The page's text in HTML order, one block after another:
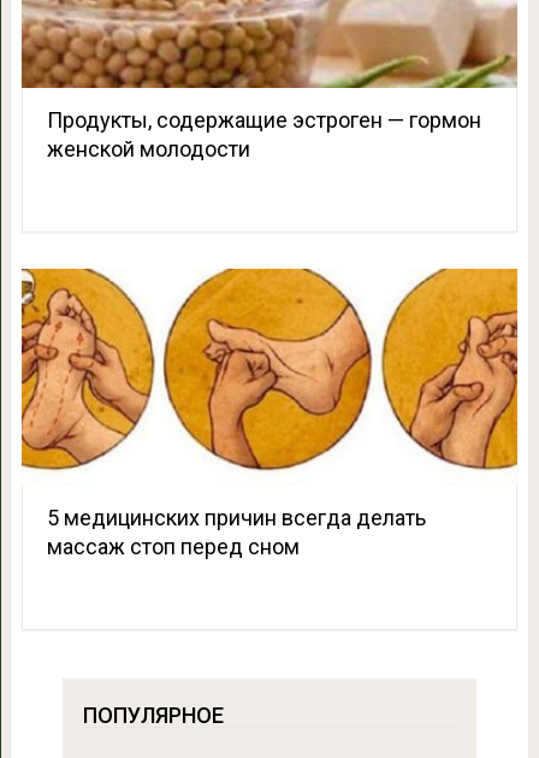
Продукты, содержащие эстроген — гормон
женской молодости
5 медицинских причин всегда делать
массаж стоп перед сном
ПОПУЛЯРНОЕ